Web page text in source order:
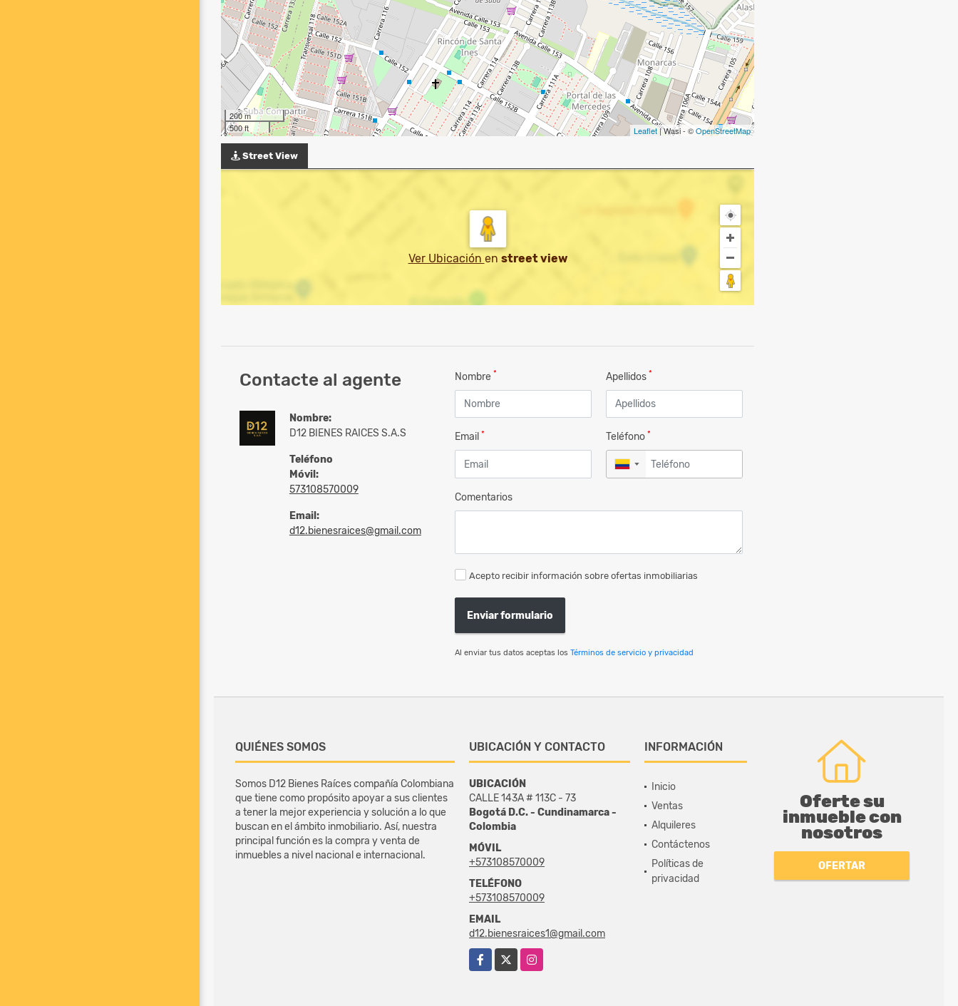
200 m
500 ft
Leaflet| Wasi - ©OpenStreetMap
Street View
Ver Ubicación en street view
Contacte al agente
Nombre:
D12 BIENES RAICES S.A.S
Teléfono
Móvil:
573108570009
Email:
d12.bienesraices@gmail.com
Nombre * Apellidos *
Email * Teléfono *
▼
Comentarios
Acepto recibir información sobre ofertas inmobiliarias
Enviar formulario
Al enviar tus datos aceptas los Términos de servicio y privacidad
QUIÉNES SOMOS
Somos D12 Bienes Raíces compañía Colombiana
que tiene como propósito apoyar a sus clientes
a tener la mejor experiencia y solución a lo que
buscan en el ámbito inmobiliario. Así, nuestra
principal función es la compra y venta de
inmuebles a nivel nacional e internacional.
UBICACIÓN Y CONTACTO
UBICACIÓN
CALLE 143A # 113C - 73
Bogotá D.C. - Cundinamarca -
Colombia
MÓVIL
+573108570009
TELÉFONO
+573108570009
EMAIL
d12.bienesraices1@gmail.com
Facebook
Instagram
INFORMACIÓN
Inicio
Ventas
Alquileres
Contáctenos
Políticas de
privacidad
Oferte su
inmueble con
nosotros
OFERTAR